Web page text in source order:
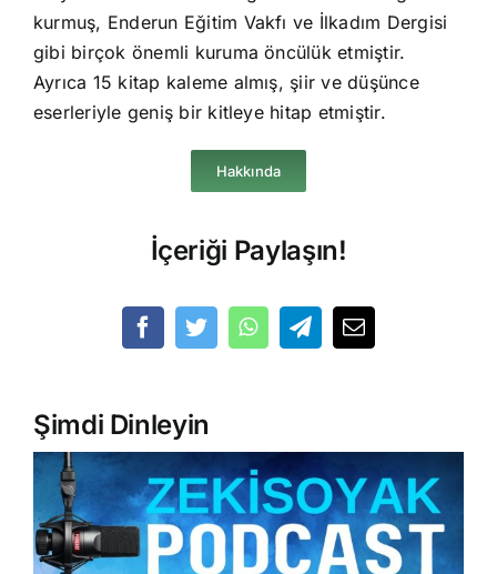
kurmuş, Enderun Eğitim Vakfı ve İlkadım Dergisi
gibi birçok önemli kuruma öncülük etmiştir.
Ayrıca 15 kitap kaleme almış, şiir ve düşünce
eserleriyle geniş bir kitleye hitap etmiştir.
Hakkında
İçeriği Paylaşın!
Şimdi Dinleyin